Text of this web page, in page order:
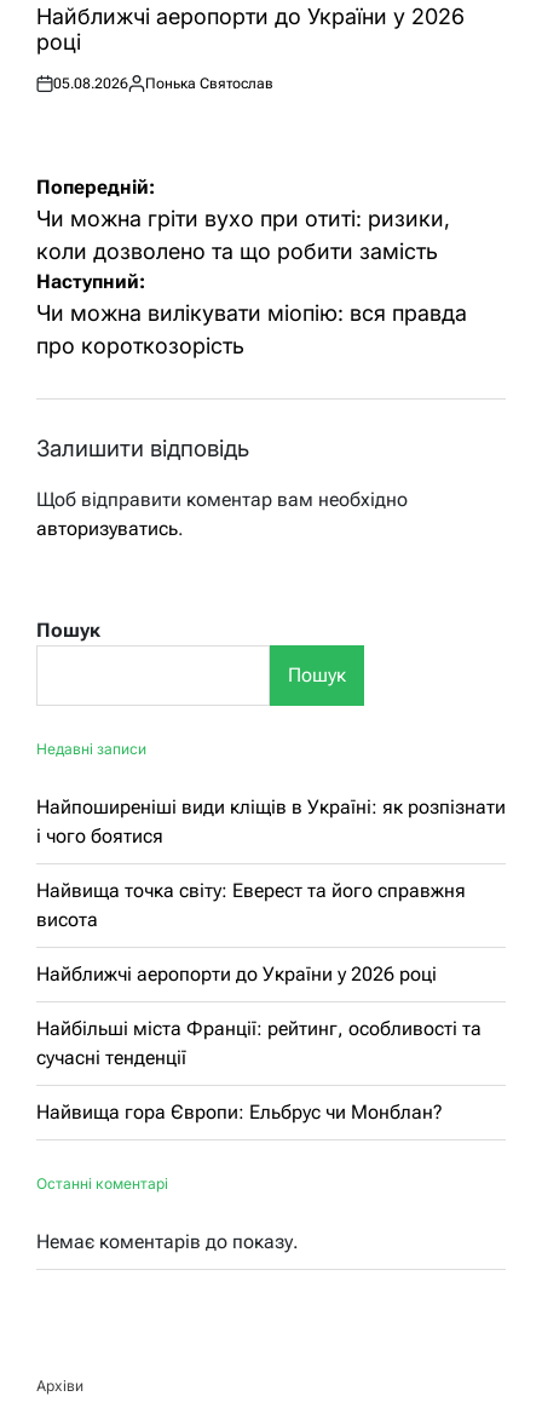
УНайближчі аеропорти до України у 2026
році
Оприлюднено
05.08.2026
Опубліковано
Понька Святослав
Навігація
записів
Попередній:
Чи можна гріти вухо при отиті: ризики,
коли дозволено та що робити замість
Наступний:
Чи можна вилікувати міопію: вся правда
про короткозорість
Залишити відповідь
Щоб відправити коментар вам необхідно
авторизуватись.
Пошук
Пошук
Недавні записи
Найпоширеніші види кліщів в Україні: як розпізнати
і чого боятися
Найвища точка світу: Еверест та його справжня
висота
Найближчі аеропорти до України у 2026 році
Найбільші міста Франції: рейтинг, особливості та
сучасні тенденції
Найвища гора Європи: Ельбрус чи Монблан?
Останні коментарі
Немає коментарів до показу.
Архіви